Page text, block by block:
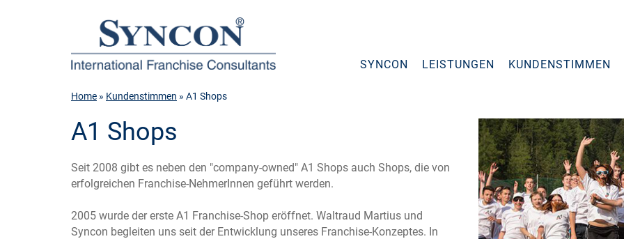
SYNCON LEISTUNGEN KUNDENSTIMMEN
Home » Kundenstimmen » A1 Shops
A1 Shops
Seit 2008 gibt es neben den "company-owned" A1 Shops auch Shops, die von
erfolgreichen Franchise-NehmerInnen geführt werden.
2005 wurde der erste A1 Franchise-Shop eröffnet. Waltraud Martius und
Syncon begleiten uns seit der Entwicklung unseres Franchise-Konzeptes. In